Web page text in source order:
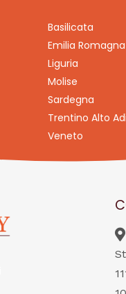
Basilicata
Emilia Romagna
Liguria
Molise
Sardegna
Trentino Alto
Veneto